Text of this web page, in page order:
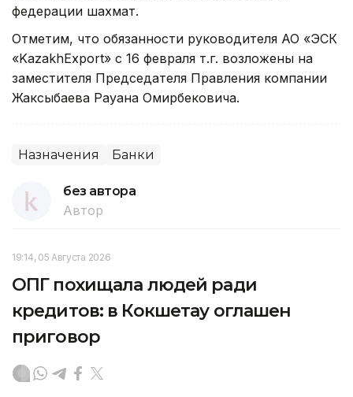
федерации шахмат.
Отметим, что обязанности руководителя АО «ЭСК
«KazakhExport» с 16 февраля т.г. возложены на
заместителя Председателя Правления компании
Жаксыбаева Рауана Омирбековича.
Назначения Банки
без автора
Автор
19:14, 05 Августа 2026
ОПГ похищала людей ради
кредитов: в Кокшетау оглашен
приговор